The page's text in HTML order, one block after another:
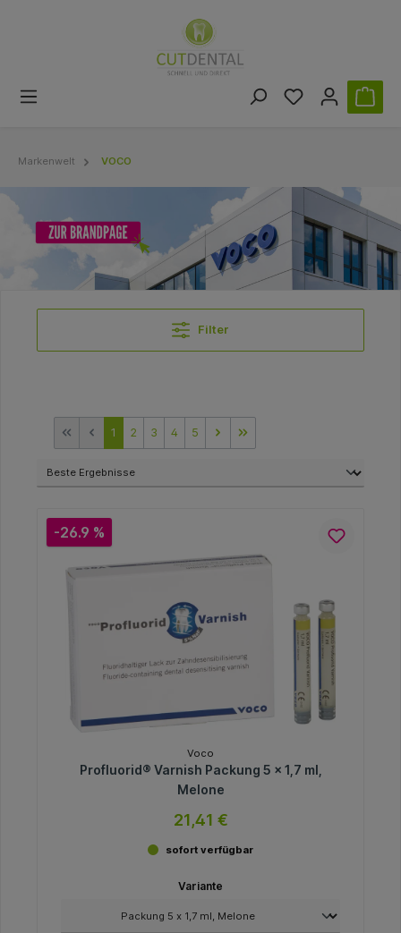
Markenwelt VOCO
Filter
1 2 3 4 5
-26.9 %
Voco
Profluorid® Varnish Packung 5 x 1,7 ml,
Melone
21,41 €
sofort verfügbar
Variante